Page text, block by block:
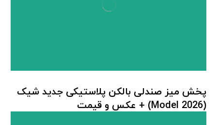
پخش میز صندلی بالکن پلاستیکی جدید شیک
(Model 2026) + عكس و قيمت